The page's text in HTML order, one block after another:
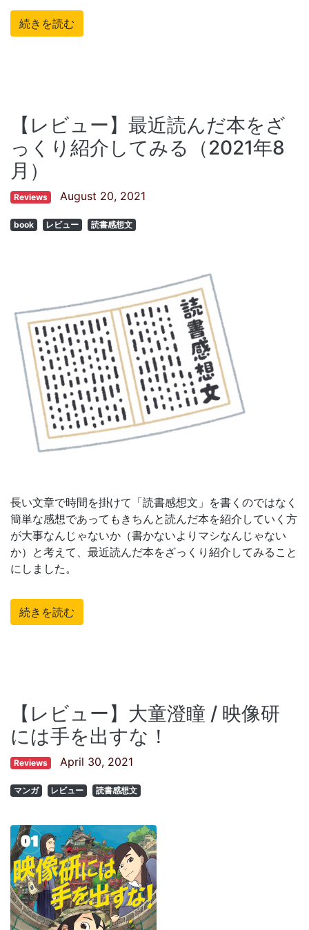
続きを読む
【レビュー】最近読んだ本をざ
っくり紹介してみる（2021年8
月）
Reviews August 20, 2021
book レビュー 読書感想文
長い文章で時間を掛けて「読書感想文」を書くのではなく
簡単な感想であってもきちんと読んだ本を紹介していく方
が大事なんじゃないか（書かないよりマシなんじゃない
か）と考えて、最近読んだ本をざっくり紹介してみること
にしました。
続きを読む
【レビュー】大童澄瞳 / 映像研
には手を出すな！
Reviews April 30, 2021
マンガ レビュー 読書感想文